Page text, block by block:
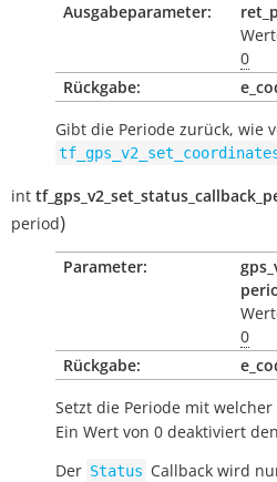
Ausgabeparameter:
0
Rückgabe:
Gibt die Periode zurück, wie
int
period)
Parameter:
0
Rückgabe:
Setzt die Periode mit
Ein Wert von 0 deaktiviert
Der Status Callback wird